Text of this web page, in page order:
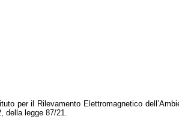
per il Rilevamento Elettromagnetico
legge 87/21.